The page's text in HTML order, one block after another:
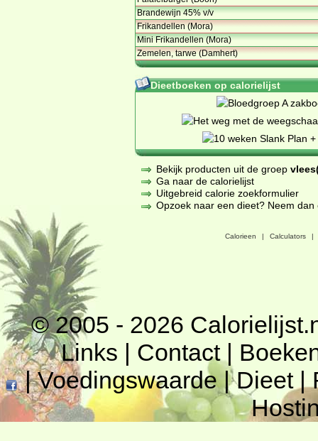
Brandewijn 45% v/v
Frikandellen (Mora)
Mini Frikandellen (Mora)
Zemelen, tarwe (Damhert)
Dieetboeken op calorielijst
Bekijk producten uit de groep
Ga naar de calorielijst
Uitgebreid calorie zoekformulier
Opzoek naar een dieet? Neem
Calorieen | Calculators |
© 2005 - 2026
Links | Contact|
|Voedingswaarde|Dieet|